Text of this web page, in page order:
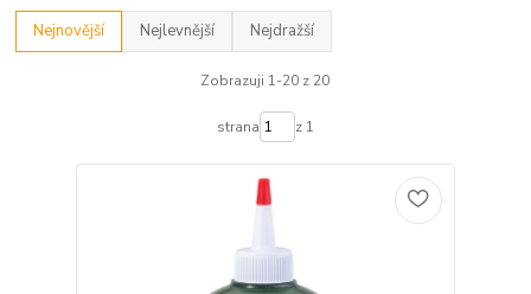
Nejnovější Nejlevnější Nejdražší
Zobrazuji 1-20 z 20
strana z 1